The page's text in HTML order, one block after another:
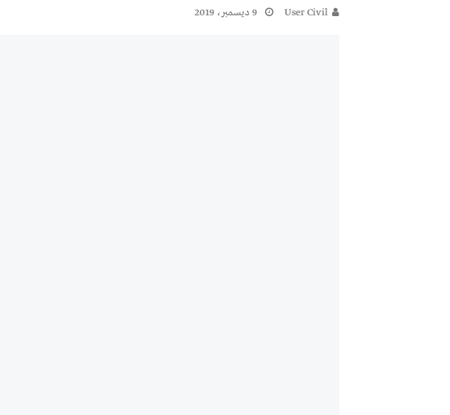
User Civil 9 ديسمبر، 2019